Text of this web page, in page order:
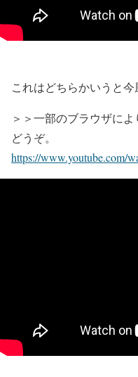
これはどちらかいうと今
＞＞一部のブラウザに
どうぞ。
https://www.youtube.com/